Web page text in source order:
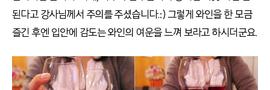
된다고 강사님께서 주의를 주셨습니다.:) 그렇게 와인을 한 모금
즐긴 후엔 입안에 감도는 와인의 여운을 느껴 보라고 하시더군요.